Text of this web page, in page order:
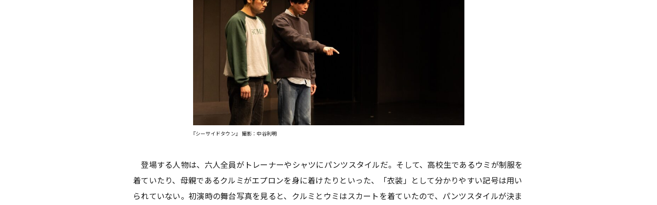
『シーサイドタウン』 撮影：中谷利明
登場する人物は、六人全員がトレーナーやシャツにパンツスタイルだ。そして、高校生であるウミが制服を
着ていたり、母親であるクルミがエプロンを身に着けたりといった、「衣装」として分かりやすい記号は用い
られていない。初演時の舞台写真を見ると、クルミとウミはスカートを着ていたので、パンツスタイルが決ま